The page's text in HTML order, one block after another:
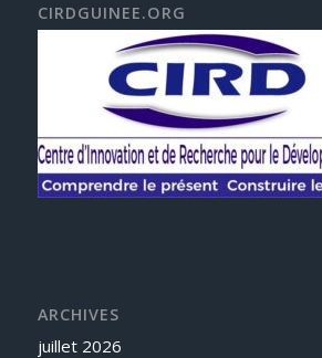
CIRDGUINEE.ORG
ARCHIVES
juillet 2026